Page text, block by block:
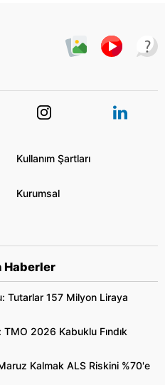
Kullanım Şartları
Kurumsal
Haberler
Tutarlar 157 Milyon Liraya
TMO 2026 Kabuklu Fındık
Kalmak ALS Riskini %70'e